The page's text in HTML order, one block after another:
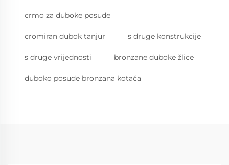
crmo za duboke posude
cromiran dubok tanjur s druge konstrukcije
s druge vrijednosti bronzane duboke žlice
duboko posude bronzana kotača